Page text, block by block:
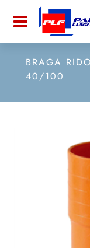
Open
BRAGA
40/100